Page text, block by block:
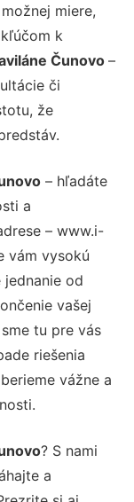
miere,
k
Čunovo –
či
že
– hľadáte
a
– www.i-
vám vysokú
od
vašej
tu pre vás
riešenia
vážne a
? S nami
a